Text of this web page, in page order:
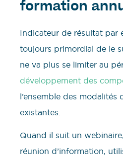
formation
Indicateur de résultat par
toujours primordial de le
ne va plus se limiter au
développement des
l’ensemble des modalités
existantes.
Quand il suit un
réunion d’information,